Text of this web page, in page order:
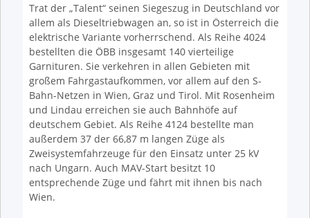
Trat der „Talent“ seinen Siegeszug in Deutschland vor
allem als Dieseltriebwagen an, so ist in Österreich die
elektrische Variante vorherrschend. Als Reihe 4024
bestellten die ÖBB insgesamt 140 vierteilige
Garnituren. Sie verkehren in allen Gebieten mit
großem Fahrgastaufkommen, vor allem auf den S-
Bahn-Netzen in Wien, Graz und Tirol. Mit Rosenheim
und Lindau erreichen sie auch Bahnhöfe auf
deutschem Gebiet. Als Reihe 4124 bestellte man
außerdem 37 der 66,87 m langen Züge als
Zweisystemfahrzeuge für den Einsatz unter 25 kV
nach Ungarn. Auch MAV-Start besitzt 10
entsprechende Züge und fährt mit ihnen bis nach
Wien.